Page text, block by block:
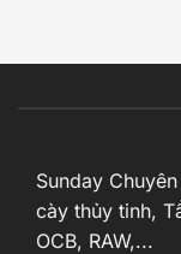
Sunday
cày thủy tinh,
OCB, RAW,...